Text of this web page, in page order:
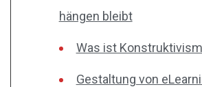
hängen bleibt
Was ist
Gestaltung von